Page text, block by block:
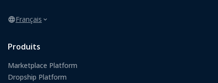
Français
Produits
Marketplace Platform
Dropship Platform